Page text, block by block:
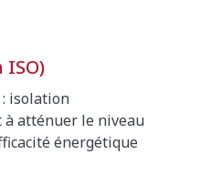
isolation
atténuer le niveau
énergétique